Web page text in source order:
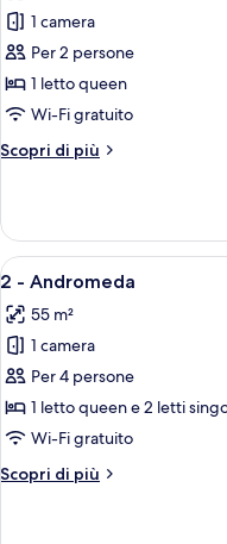
foto
per
Ara
1 camera
Per 2 persone
1 letto queen
Wi-Fi gratuito
Scopri di più
Altri
Apri
tutte
le
foto
per
2
-
15
2 - Andromeda
55 m²
1 camera
Per 4 persone
1 letto queen e 2 letti
Wi-Fi gratuito
Scopri di più
Altri